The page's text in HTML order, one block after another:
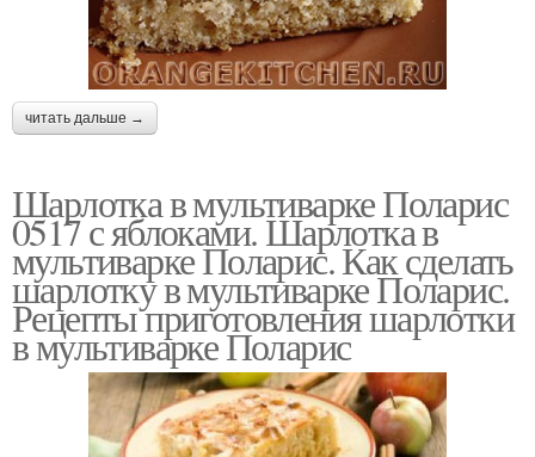
читать дальше →
Шарлотка в мультиварке Поларис
0517 с яблоками. Шарлотка в
мультиварке Поларис. Как сделать
шарлотку в мультиварке Поларис.
Рецепты приготовления шарлотки
в мультиварке Поларис